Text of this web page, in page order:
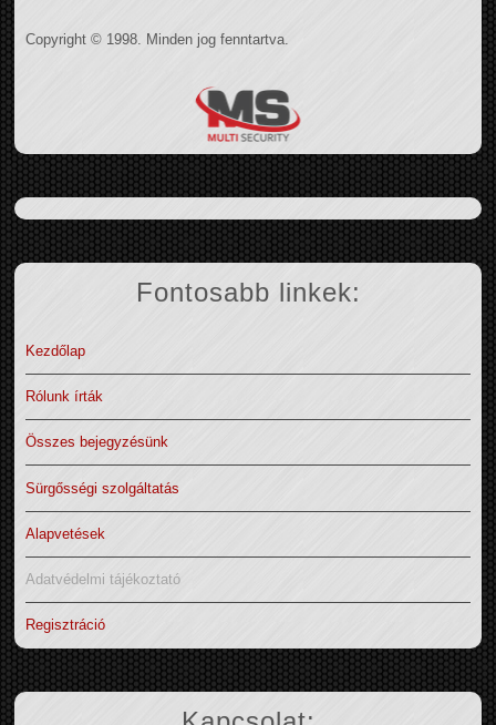
Copyright © 1998. Minden jog fenntartva.
Fontosabb linkek:
Kezdőlap
Rólunk írták
Összes bejegyzésünk
Sürgősségi szolgáltatás
Alapvetések
Adatvédelmi tájékoztató
Regisztráció